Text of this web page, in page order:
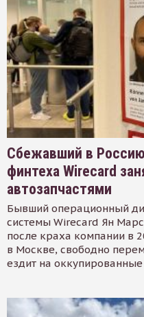
Сбежавший в
финтеха Wirecard
автозапчастями
Бывший операционный
системы Wirecard Ян
после краха компании в
в Москве, свободно
ездит на